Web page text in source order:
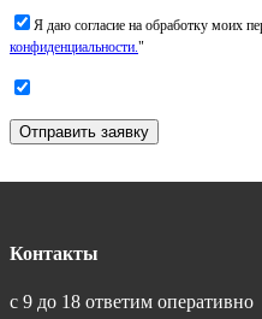
Я даю согласие на обработку моих
конфиденциальности."
Отправить заявку
Контакты
с 9 до 18 ответим оперативно